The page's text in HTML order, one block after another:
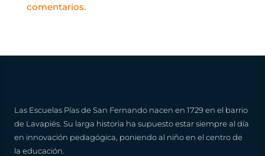
comentarios.
Las Escuelas Pías de San Fernando nacen en 1729 en el barrio
de Lavapiés. Su larga historia ha supuesto estar siempre al día
en innovación pedagógica, poniendo al niño en el centro de
la educación.